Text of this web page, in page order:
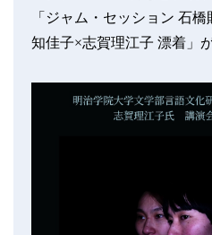
「ジャム・セッション 石
知佳子×志賀理江子 漂着」